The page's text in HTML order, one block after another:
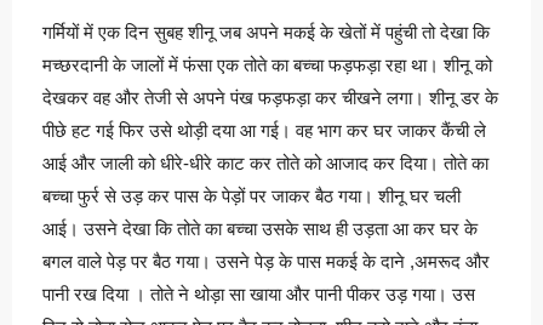
गर्मियों में एक दिन सुबह शीनू जब अपने मकई के खेतों में पहुंची तो देखा कि
मच्छरदानी के जालों में फंसा एक तोते का बच्चा फड़फड़ा रहा था। शीनू को
देखकर वह और तेजी से अपने पंख फड़फड़ा कर चीखने लगा। शीनू डर के
पीछे हट गई फिर उसे थोड़ी दया आ गई। वह भाग कर घर जाकर कैंची ले
आई और जाली को धीरे-धीरे काट कर तोते को आजाद कर दिया। तोते का
बच्चा फुर्र से उड़ कर पास के पेड़ों पर जाकर बैठ गया। शीनू घर चली
आई। उसने देखा कि तोते का बच्चा उसके साथ ही उड़ता आ कर घर के
बगल वाले पेड़ पर बैठ गया। उसने पेड़ के पास मकई के दाने ,अमरूद और
पानी रख दिया । तोते ने थोड़ा सा खाया और पानी पीकर उड़ गया। उस